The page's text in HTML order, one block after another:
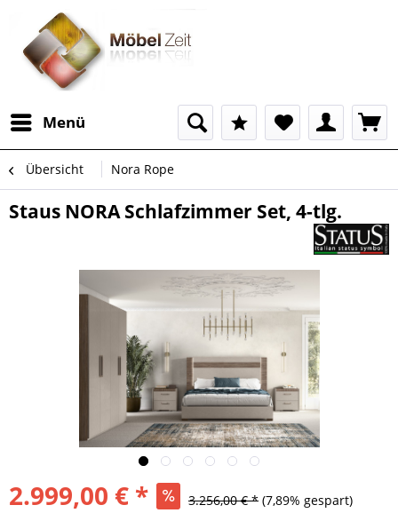
Menü
Übersicht Nora Rope
Staus NORA Schlafzimmer Set, 4-tlg.
2.999,00 € * 3.256,00 € * (7,89% gespart)